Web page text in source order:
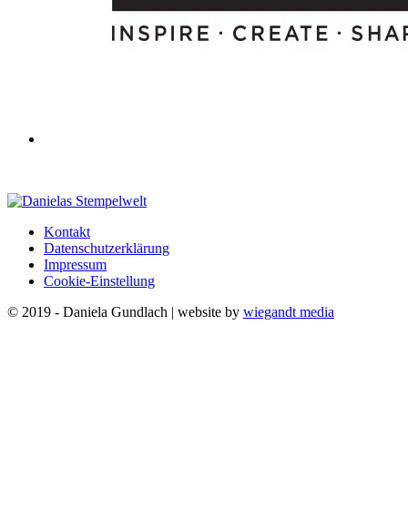
Kontakt
Datenschutzerklärung
Impressum
Cookie-Einstellung
© 2019 - Daniela Gundlach | website by wiegandt media